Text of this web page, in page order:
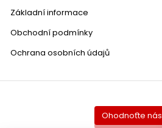
Základní informace
Obchodní podmínky
Ochrana osobních údajů
Ohodnoťte nás